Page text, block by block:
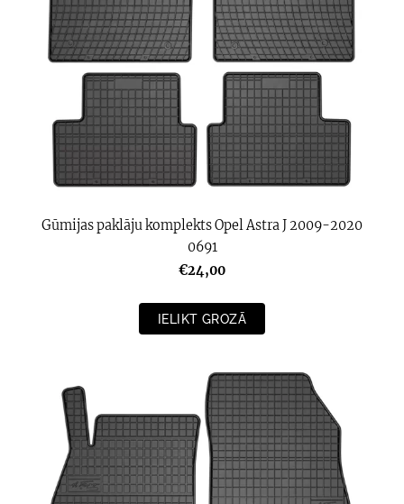
Gūmijas paklāju komplekts Opel Astra J 2009-2020
0691
€24,00
IELIKT GROZĀ